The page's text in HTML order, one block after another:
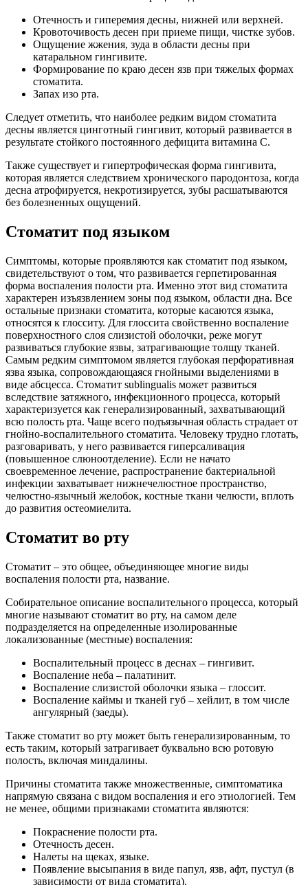
Отечность и гиперемия десны, нижней или верхней.
Кровоточивость десен при приеме пищи, чистке зубов.
Ощущение жжения, зуда в области десны при
катаральном гингивите.
Формирование по краю десен язв при тяжелых формах
стоматита.
Запах изо рта.
Следует отметить, что наиболее редким видом стоматита
десны является цинготный гингивит, который развивается в
результате стойкого постоянного дефицита витамина С.
Также существует и гипертрофическая форма гингивита,
которая является следствием хронического пародонтоза, когда
десна атрофируется, некротизируется, зубы расшатываются
без болезненных ощущений.
Стоматит под языком
Симптомы, которые проявляются как стоматит под языком,
свидетельствуют о том, что развивается герпетированная
форма воспаления полости рта. Именно этот вид стоматита
характерен изъязвлением зоны под языком, области дна. Все
остальные признаки стоматита, которые касаются языка,
относятся к глосситу. Для глоссита свойственно воспаление
поверхностного слоя слизистой оболочки, реже могут
развиваться глубокие язвы, затрагивающие толщу тканей.
Самым редким симптомом является глубокая перфоративная
язва языка, сопровождающаяся гнойными выделениями в
виде абсцесса. Стоматит sublingualis может развиться
вследствие затяжного, инфекционного процесса, который
характеризуется как генерализированный, захватывающий
всю полость рта. Чаще всего подъязычная область страдает от
гнойно-воспалительного стоматита. Человеку трудно глотать,
разговаривать, у него развивается гиперсаливация
(повышенное слюноотделение). Если не начато
своевременное лечение, распространение бактериальной
инфекции захватывает нижнечелюстное пространство,
челюстно-язычный желобок, костные ткани челюсти, вплоть
до развития остеомиелита.
Стоматит во рту
Стоматит – это общее, объединяющее многие виды
воспаления полости рта, название.
Собирательное описание воспалительного процесса, который
многие называют стоматит во рту, на самом деле
подразделяется на определенные изолированные
локализованные (местные) воспаления:
Воспалительный процесс в деснах – гингивит.
Воспаление неба – палатинит.
Воспаление слизистой оболочки языка – глоссит.
Воспаление каймы и тканей губ – хейлит, в том числе
ангулярный (заеды).
Также стоматит во рту может быть генерализированным, то
есть таким, который затрагивает буквально всю ротовую
полость, включая миндалины.
Причины стоматита также множественные, симптоматика
напрямую связана с видом воспаления и его этиологией. Тем
не менее, общими признаками стоматита являются:
Покраснение полости рта.
Отечность десен.
Налеты на щеках, языке.
Появление высыпания в виде папул, язв, афт, пустул (в
зависимости от вида стоматита).